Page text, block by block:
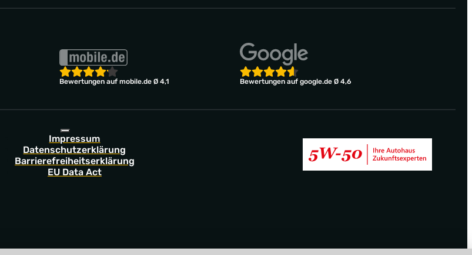
Bewertungen auf mobile.de Ø 4,1 Bewertungen auf google.de Ø 4,6
Impressum
Datenschutzerklärung
Barrierefreiheitserklärung
EU Data Act